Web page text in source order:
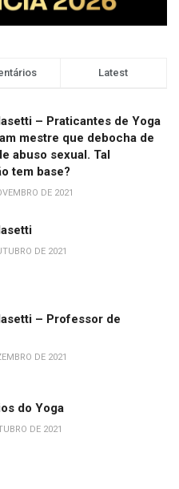
Latest
– Praticantes de Yoga
mestre que debocha de
abuso sexual. Tal afirmação
DE 2021
DE 2021
– Professor de Vedanta
DE 2021
do Yoga
DE 2021